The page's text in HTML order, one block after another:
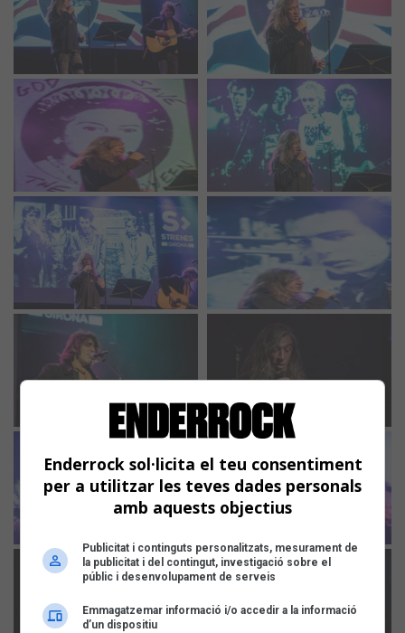
Enderrock sol·licita el teu consentiment
per a utilitzar les teves dades personals
amb aquests objectius
Publicitat i continguts personalitzats, mesurament de
la publicitat i del contingut, investigació sobre el
públic i desenvolupament de serveis
Emmagatzemar informació i/o accedir a la informació
d’un dispositiu